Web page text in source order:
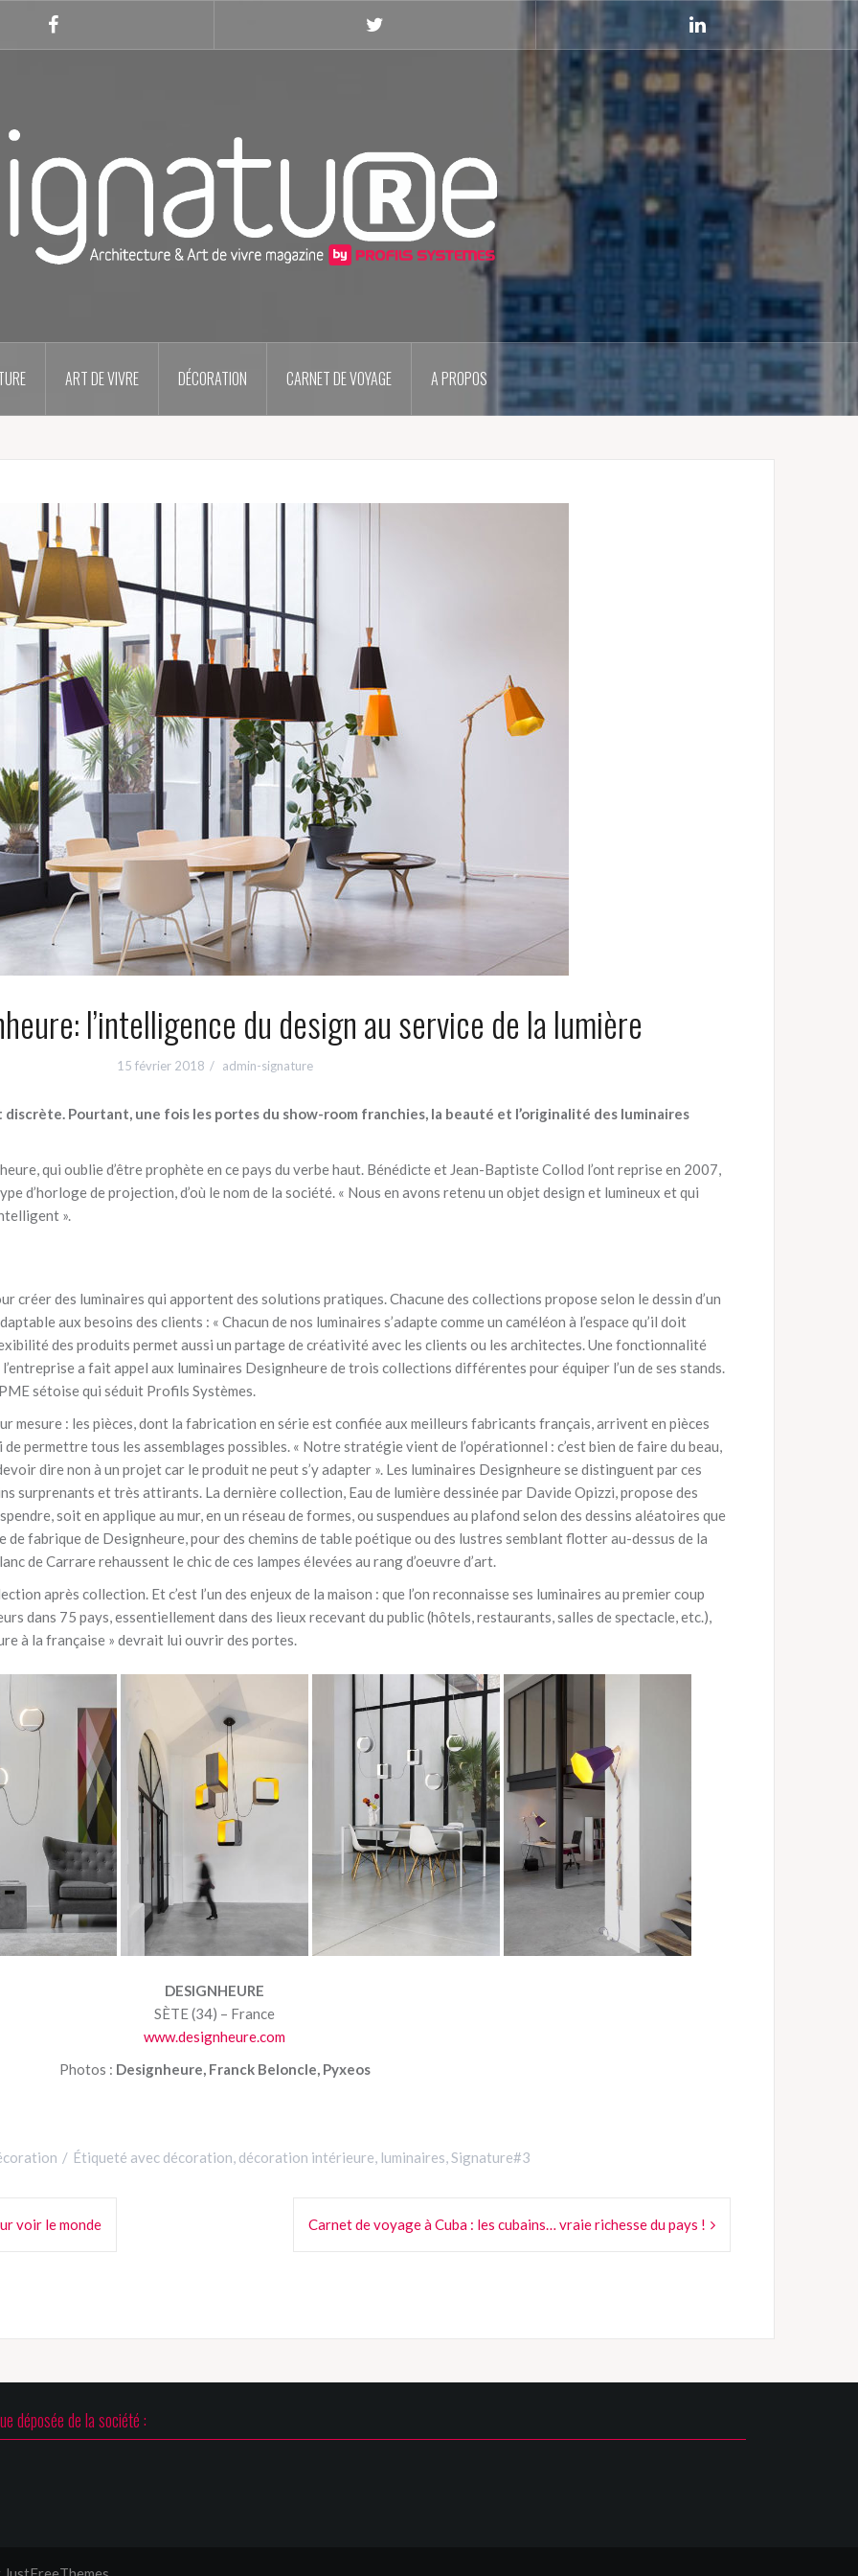
Linkedin
ART DE VIVRE DÉCORATION CARNET DE VOYAGE A PROPOS
l’intelligence du design au service de la lumière
15 février 2018 admin-signature
Pourtant, une fois les portes du show-room franchies, la beauté et l’originalité des luminaires
qui oublie d’être prophète en ce pays du verbe haut. Bénédicte et Jean-Baptiste Collod l’ont reprise en 2007,
d’horloge de projection, d’où le nom de la société. « Nous en avons retenu un objet design et lumineux et qui
».
créer des luminaires qui apportent des solutions pratiques. Chacune des collections propose selon le dessin d’un
aux besoins des clients : « Chacun de nos luminaires s’adapte comme un caméléon à l’espace qu’il doit
des produits permet aussi un partage de créativité avec les clients ou les architectes. Une fonctionnalité
a fait appel aux luminaires Designheure de trois collections différentes pour équiper l’un de ses stands.
sétoise qui séduit Profils Systèmes.
mesure : les pièces, dont la fabrication en série est confiée aux meilleurs fabricants français, arrivent en pièces
permettre tous les assemblages possibles. « Notre stratégie vient de l’opérationnel : c’est bien de faire du beau,
dire non à un projet car le produit ne peut s’y adapter ». Les luminaires Designheure se distinguent par ces
surprenants et très attirants. La dernière collection, Eau de lumière dessinée par Davide Opizzi, propose des
soit en applique au mur, en un réseau de formes, ou suspendues au plafond selon des dessins aléatoires que
fabrique de Designheure, pour des chemins de table poétique ou des lustres semblant flotter au-dessus de la
de Carrare rehaussent le chic de ces lampes élevées au rang d’oeuvre d’art.
après collection. Et c’est l’un des enjeux de la maison : que l’on reconnaisse ses luminaires au premier coup
dans 75 pays, essentiellement dans des lieux recevant du public (hôtels, restaurants, salles de spectacle, etc.),
à la française » devrait lui ouvrir des portes.
DESIGNHEURE
SÈTE (34) – France
www.designheure.com
Photos : Designheure, Franck Beloncle, Pyxeos
Étiqueté avec décoration, décoration intérieure, luminaires,Signature#3
voir le monde Carnet de voyage à Cuba : les cubains… vraie richesse du pays !
déposée de la société :